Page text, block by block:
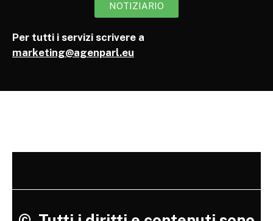
NOTIZIARIO
Per tutti i servizi scrivere a
marketing@agenparl.eu